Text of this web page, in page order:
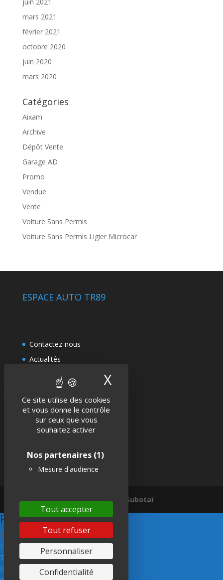
Ce site utilise des cookies
et vous donne le contrôle
sur ceux que vous
souhaitez activer
Nos partenaires (1)
Mesure d'audience
Tout accepter
Tout refuser
Personnaliser
Confidentialité
X
mars 2021
février 2021
octobre 2020
juin 2020
mars 2020
Catégories
Aixam
Archive
Dépôt Vente
Garage AD
Promo
Vendue
Vente
Voiture Sans Permis
Voiture Sans Permis Ligier Microcar
ESPACE AUTO TR89
Contactez-nous
Actualités
Politique de confidentialité
Mentions légales
SUIVEZ-NOUS !
Une réalisation Subotaï
Pin It on Pinterest
Share This
Facebook
Twitter
Google+